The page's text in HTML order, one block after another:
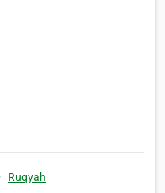
Ruqyah